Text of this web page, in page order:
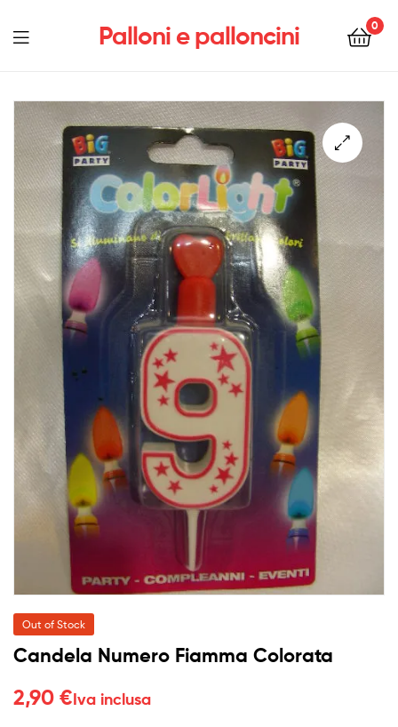
Palloni e palloncini 0
Menu
Out of Stock
Candela Numero Fiamma Colorata
2,90 €Iva inclusa